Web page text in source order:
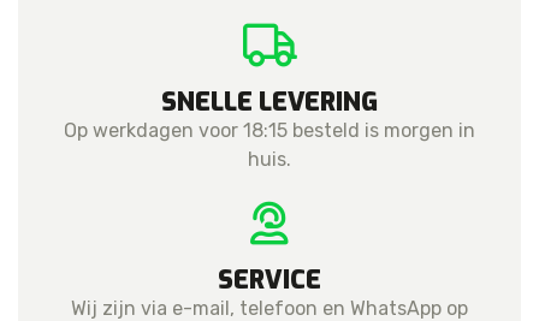
SNELLE LEVERING
Op werkdagen voor 18:15 besteld is morgen in
huis.
SERVICE
Wij zijn via e-mail, telefoon en WhatsApp op